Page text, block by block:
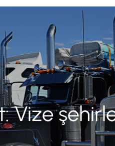
Vize